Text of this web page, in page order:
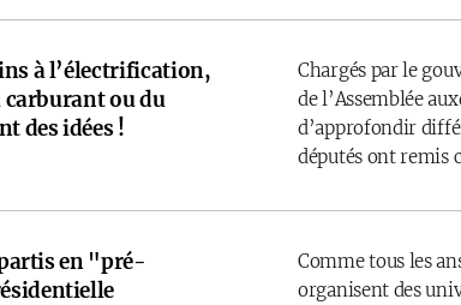
à l’électrification,
carburant ou du
des idées !
Chargés par le
de l’Assemblée
d’approfondir
députés ont remis
en "pré-
Comme tous les
organisent des